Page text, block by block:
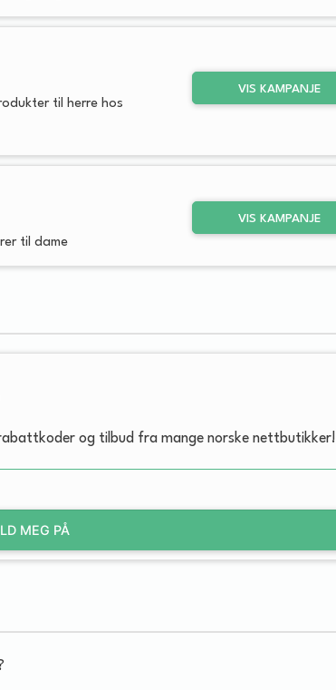
til herre hos
VIS KAMPANJE
til dame
VIS KAMPANJE
og tilbud fra mange norske nettbutikker!
MEG PÅ